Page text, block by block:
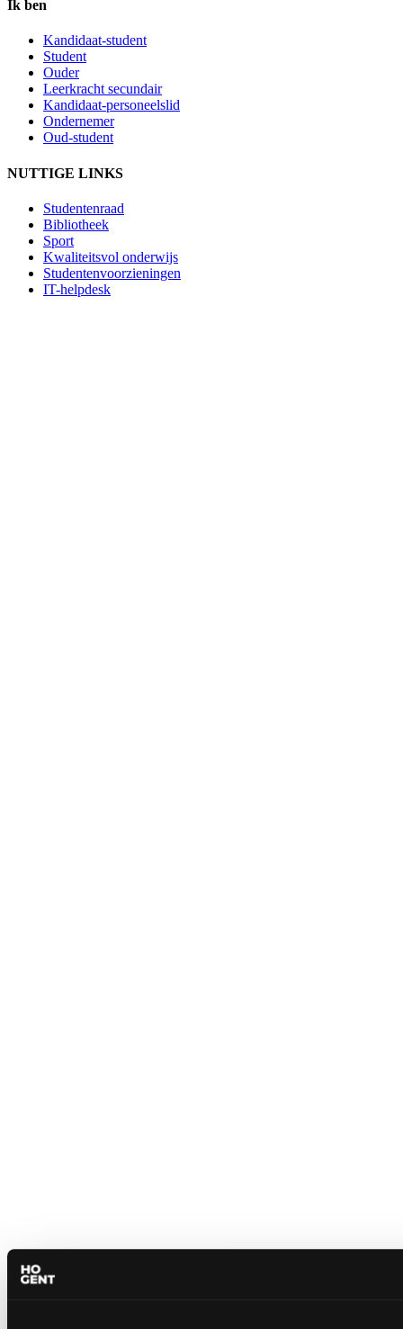
Ik ben
Kandidaat-student
Student
Ouder
Leerkracht secundair
Kandidaat-personeelslid
Ondernemer
Oud-student
NUTTIGE LINKS
Studentenraad
Bibliotheek
Sport
Kwaliteitsvol onderwijs
Studentenvoorzieningen
IT-helpdesk